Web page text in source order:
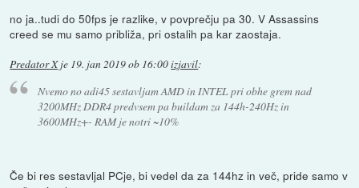
no ja..tudi do 50fps je razlike, v povprečju pa 30. V Assassins
creed se mu samo približa, pri ostalih pa kar zaostaja.
Predator Xje 19. jan 2019 ob 16:00izjavil:
Nvemo no adi45 sestavljam AMD in INTEL pri obhe grem nad
3200MHz DDR4 predvsem pa buildam za 144h-240Hz in
3600MHz+- RAM je notri ~10%
Če bi res sestavljal PCje, bi vedel da za 144hz in več, pride samo v